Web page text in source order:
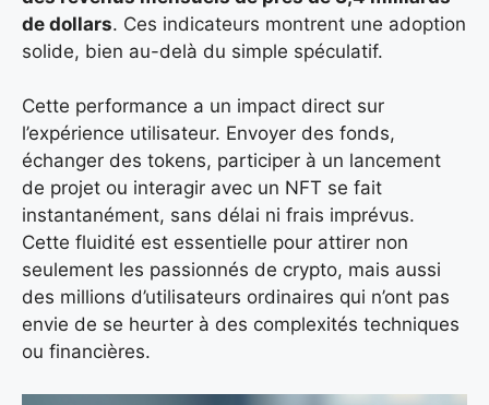
de dollars. Ces indicateurs montrent une adoption
solide, bien au-delà du simple spéculatif.
Cette performance a un impact direct sur
l’expérience utilisateur. Envoyer des fonds,
échanger des tokens, participer à un lancement
de projet ou interagir avec un NFT se fait
instantanément, sans délai ni frais imprévus.
Cette fluidité est essentielle pour attirer non
seulement les passionnés de crypto, mais aussi
des millions d’utilisateurs ordinaires qui n’ont pas
envie de se heurter à des complexités techniques
ou financières.